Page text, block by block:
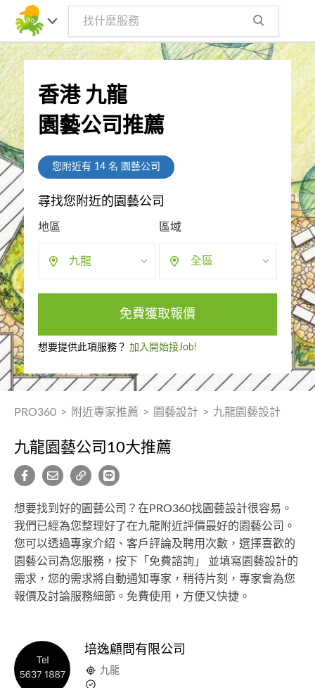
香港 九龍
園藝公司推薦
您附近有 14名 園藝公司
尋找您附近的園藝公司
地區
九龍
區域
全區
免費獲取報價
想要提供此項服務？ 加入開始接Job!
PRO360 > 附近專家推薦 > 園藝設計 > 九龍園藝設計
九龍園藝公司10大推薦
想要找到好的園藝公司？在PRO360找園藝設計很容易。
我們已經為您整理好了在九龍附近評價最好的園藝公司。
您可以透過專家介紹、客戶評論及聘用次數，選擇喜歡的
園藝公司為您服務，按下「免費諮詢」 並填寫園藝設計的
需求，您的需求將自動通知專家，稍待片刻，專家會為您
報價及討論服務細節。免費使用，方便又快捷。
培逸顧問有限公司
九龍